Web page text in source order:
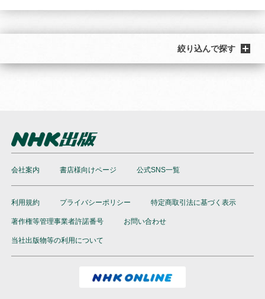
絞り込んで探す
会社案内 書店様向けページ 公式SNS一覧
利用規約 プライバシーポリシー 特定商取引法に基づく表示
著作権等管理事業者許諾番号 お問い合わせ
当社出版物等の利用について